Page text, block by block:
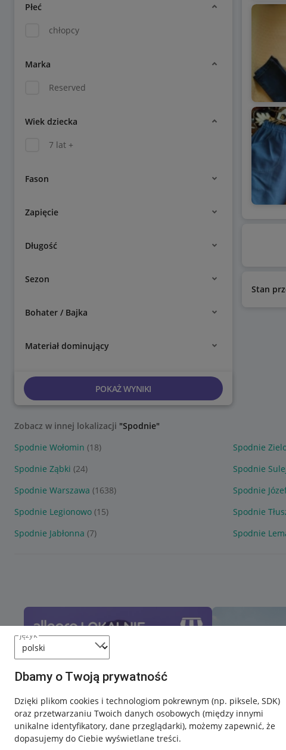
język
Dbamy o Twoją prywatność
Dzięki plikom cookies i technologiom pokrewnym (np. piksele, SDK)
oraz przetwarzaniu Twoich danych osobowych (między innymi
unikalne identyfikatory, dane przeglądarki), możemy zapewnić, że
dopasujemy do Ciebie wyświetlane treści.
Płeć
chłopcy
Marka
Reserved
Wiek dziecka
7 lat +
Fason
Zapięcie
Długość
Sezon
Bohater / Bajka
Materiał dominujący
POKAŻ WYNIKI
Stan
Zobacz w innej lokalizacji "Spodnie"
Spodnie Wołomin (18) Spodnie
Spodnie Ząbki (24) Spodnie
Spodnie Warszawa (1638) Spodnie
Spodnie Legionowo (15) Spodnie
Spodnie Jabłonna (7) Spodnie